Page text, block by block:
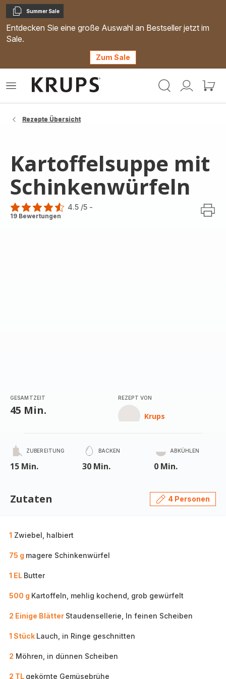
Kopieren
Summer Sale
Entdecken Sie eine große Auswahl an Bestseller jetzt im
Sale.
Zum Sale
Mein
Mein
Das
Rezepte Übersicht
Kartoffelsuppe mit
Schinkenwürfeln
ratings.4.5
4.5 /5 -
19 Bewertungen
GESAMTZEIT
45 Min.
REZEPT VON
Krups
ZUBEREITUNG
15 Min.
BACKEN
30 Min.
ABKÜHLEN
0 Min.
Zutaten 4 Personen
1 Zwiebel, halbiert
75 g magere Schinkenwürfel
1 EL Butter
500 g Kartoffeln, mehlig kochend, grob gewürfelt
2 Einige Blätter Staudensellerie, In feinen Scheiben
1 Stück Lauch, in Ringe geschnitten
2 Möhren, in dünnen Scheiben
2 TL gekörnte Gemüsebrühe